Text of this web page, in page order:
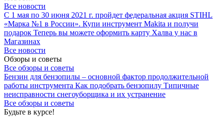
Все новости
С 1 мая по 30 июня 2021 г. пройдет федеральная акция STIHL
«Марка №1 в России». Купи инструмент Makita и получи
подарок Теперь вы можете оформить карту Халва у нас в
Магазинах
Все новости
Обзоры и советы
Все обзоры и советы
Бензин для бензопилы – основной фактор продолжительной
работы инструмента Как подобрать бензопилу Типичные
неисправности снегоуборщика и их устранение
Все обзоры и советы
Будьте в курсе!